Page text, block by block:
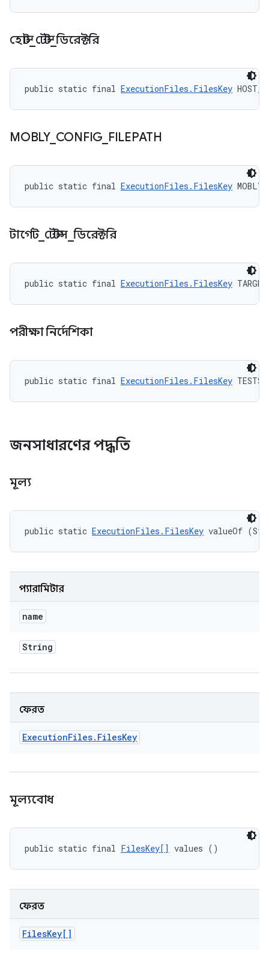
হোস্ট_টেস্ট_ডিরেক্টরি
public static final ExecutionFiles.FilesKey
MOBLY_ CONFIG FILEPATH
public static final ExecutionFiles.FilesKey
টার্গেট_ টেস্টস _ডিরেক্টরি
public static final ExecutionFiles.FilesKey
পরীক্ষা নির্দেশিকা
public static final ExecutionFiles.FilesKey
জনসাধারণের পদ্ধতি
মূল্য
public static ExecutionFiles.FilesKey valueOf
প্যারামিটার
name
String
ফেরত
ExecutionFiles. FilesKey
মূল্যবোধ
public static final FilesKey[] values ()
ফেরত
FilesKey[]